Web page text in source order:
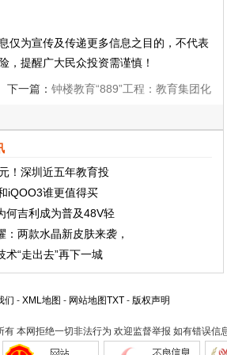
仅为宣传及传递更多信息之目的，不代表
，提醒广大民众投资需谨慎！
下一篇： 钟楼教育“889”工程：教育集团化
！深圳近五年教育投
iQOO3谁更值得买
何吉利成为普及48V轻
：两款水晶新皮肤来袭，
术“走出去”再下一城
们 - XML地图 - 网站地图TXT- 版权声明
有 本网拒绝一切非法行为 欢迎监督举报 如有错误信